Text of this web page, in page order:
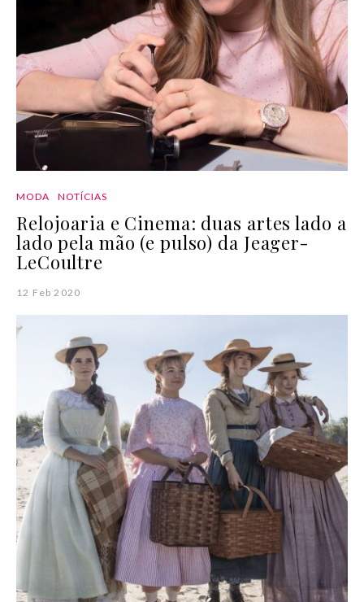
MODA NOTÍCIAS
Relojoaria e Cinema: duas artes lado a
lado pela mão (e pulso) da Jeager-
LeCoultre
12 Feb 2020